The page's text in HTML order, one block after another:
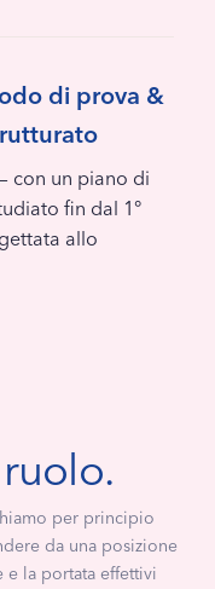
di prova &
con un piano di
fin dal 1°
allo
per principio
da una posizione
e la portata effettivi